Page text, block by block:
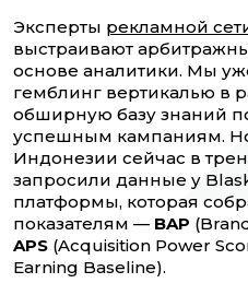
Эксперты рекламной
выстраивают
основе аналитики. Мы
гемблинг вертикалью в
обширную базу знаний
успешным кампаниям.
Индонезии сейчас в
запросили данные у
платформы, которая
показателям — BAP
APS (Acquisition Power
Earning Baseline).